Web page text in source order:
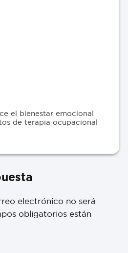
el bienestar emocional
de terapia ocupacional
electrónico no será
obligatorios están